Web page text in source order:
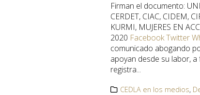
Firman el documento:
CERDET, CIAC, CIDEM,
KURMI, MUJERES EN
2020 FacebookTwitter
comunicado abogando
apoyan desde su labor,
registra...
CEDLA en los medios,